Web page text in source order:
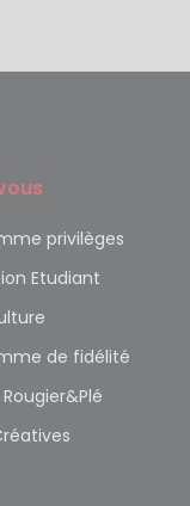
privilèges
Etudiant
de fidélité